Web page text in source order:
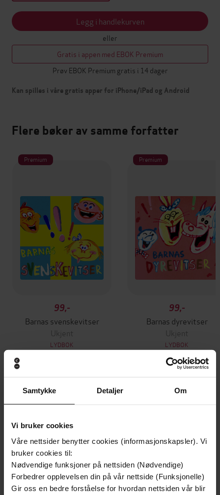
Samtykke Detaljer Om
Vi bruker cookies
Våre nettsider benytter cookies (informasjonskapsler). Vi
bruker cookies til:
Nødvendige funksjoner på nettsiden (Nødvendige)
Forbedrer opplevelsen din på vår nettside (Funksjonelle)
Gir oss en bedre forståelse for hvordan nettsiden vår blir
Legg i handlekurven
eller
Gratis i appen med EBOK Premium
Prøv EBOK Premium gratis i 14 dager
Kan spilles i våre gratis apper for iPhone/iPad og Android
Flere bøker av samme forfatter
Premium
99,-
Barnas svenskevitser
Ukjent
LYDBOK
Premium
99,-
Barnas dyrevitser
Ukjent
LYDBOK
Andre har også kjøpt
Premium